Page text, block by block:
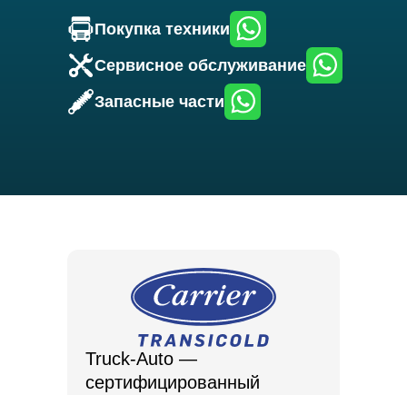
Покупка техники
Сервисное обслуживание
Запасные части
Truck-Auto —
сертифицированный